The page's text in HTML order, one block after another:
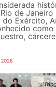
de
Exército,
como
2026